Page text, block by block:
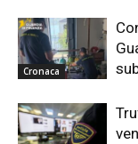
Cronaca